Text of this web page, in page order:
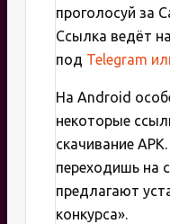
проголосуй за
Ссылка ведёт
под Telegram
На Android
некоторые
скачивание
переходишь на
предлагают
конкурса».